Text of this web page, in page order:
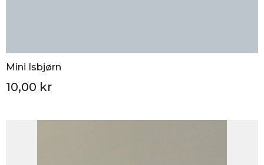
Mini Isbjørn
10,00 kr